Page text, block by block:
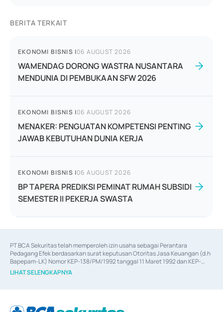
BERITA TERKAIT
EKONOMI BISNIS |06 AUGUST 2026
WAMENDAG DORONG WASTRA NUSANTARA
MENDUNIA DI PEMBUKAAN SFW 2026
EKONOMI BISNIS |06 AUGUST 2026
MENAKER: PENGUATAN KOMPETENSI PENTING
JAWAB KEBUTUHAN DUNIA KERJA
EKONOMI BISNIS |06 AUGUST 2026
BP TAPERA PREDIKSI PEMINAT RUMAH SUBSIDI
SEMESTER II PEKERJA SWASTA
PT BCA Sekuritas telah memperoleh izin usaha sebagai Perantara
Pedagang Efek berdasarkan surat keputusan Otoritas Jasa Keuangan (d.h
Bapepam-LK) Nomor KEP-138/PM/1992 tanggal 11 Maret 1992 dan KEP-
06/D.04/2014 tanggal 28 Februari 2014, izin usaha sebagai Penjamin Emisi
Efek berdasarkan surat keputusan Otoritas Jasa Keuangan Nomor KEP-
berdasarkan surat keputusan Otoritas Jasa Keuangan Nomor S-
LIHAT SELENGKAPNYA